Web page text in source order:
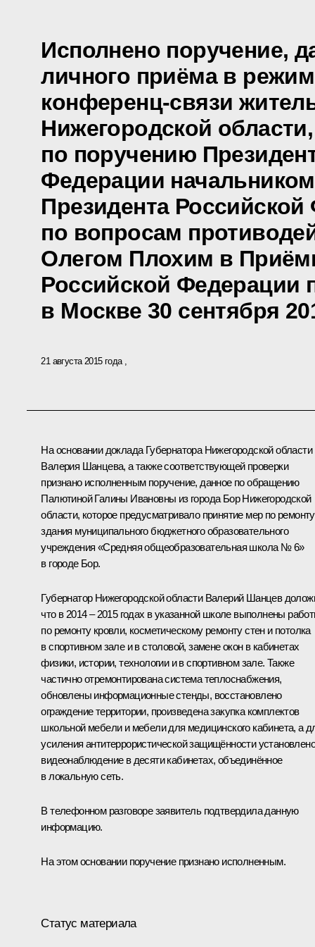
Исполнено поручение,
личного приёма в
конференц-связи
Нижегородской
по поручению
Федерации
Президента
по вопросам
Олегом Плохим в
Российской Федерации
в Москве 30 сентября
21 августа 2015 года
На основании доклада Губернатора Нижегородской области
Валерия Шанцева, а также соответствующей проверки
признано исполненным поручение, данное по обращению
Палютиной Галины Ивановны из города Бор Нижегородской
области, которое предусматривало принятие мер по ремонту
здания муниципального бюджетного образовательного
учреждения «Средняя общеобразовательная школа № 6»
в городе Бор.
Губернатор Нижегородской области Валерий Шанцев
что в 2014 – 2015 годах в указанной школе выполнены
по ремонту кровли, косметическому ремонту стен и потолка
в спортивном зале и в столовой, замене окон в кабинетах
физики, истории, технологии и в спортивном зале. Также
частично отремонтирована система теплоснабжения,
обновлены информационные стенды, восстановлено
ограждение территории, произведена закупка комплектов
школьной мебели и мебели для медицинского кабинета, а
усиления антитеррористической защищённости установлено
видеонаблюдение в десяти кабинетах, объединённое
в локальную сеть.
В телефонном разговоре заявитель подтвердила данную
информацию.
На этом основании поручение признано исполненным.
Статус материала